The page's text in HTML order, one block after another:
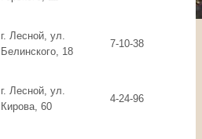
г. Лесной, ул.
Белинского, 18
7-10-38
г. Лесной, ул.
Кирова, 60
4-24-96